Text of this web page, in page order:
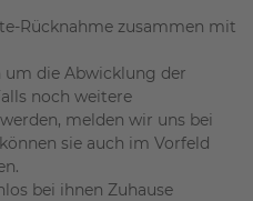
Rücknahme zusammen mit
die Abwicklung der
noch weitere
melden wir uns bei
sie auch im Vorfeld
bei ihnen Zuhause